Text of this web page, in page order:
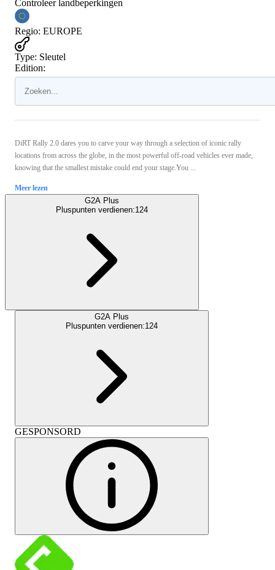
Controleer landbeperkingen
Regio: EUROPE
Type: Sleutel
Edition:
DiRT Rally 2.0 dares you to carve your way through a selection of iconic rally
locations from across the globe, in the most powerful off-road vehicles ever made,
knowing that the smallest mistake could end your stage.You ...
Meer lezen
G2A Plus
Pluspunten verdienen:124
G2A Plus
Pluspunten verdienen:124
GESPONSORD